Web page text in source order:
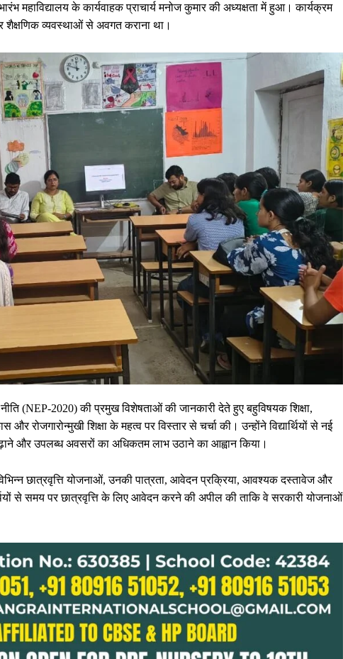
महाविद्यालय के कार्यवाहक प्राचार्य मनोज कुमार की अध्यक्षता में हुआ। कार्यक्रम
और शैक्षणिक व्यवस्थाओं से अवगत कराना था।
नीति (NEP-2020) की प्रमुख विशेषताओं की जानकारी देते हुए बहुविषयक शिक्षा,
शिक्षा के महत्व पर विस्तार से चर्चा की। उन्होंने विद्यार्थियों से नई
और उपलब्ध अवसरों का अधिकतम लाभ उठाने का आह्वान किया।
छात्रवृत्ति योजनाओं, उनकी पात्रता, आवेदन प्रक्रिया, आवश्यक दस्तावेज और
से समय पर छात्रवृत्ति के लिए आवेदन करने की अपील की ताकि वे सरकारी योजनाओं